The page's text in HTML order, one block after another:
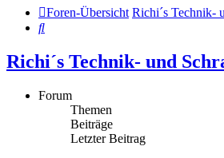
Foren-Übersicht Richi´s Technik-
Suche
Richi´s Technik- und
Forum
Themen
Beiträge
Letzter Beitrag